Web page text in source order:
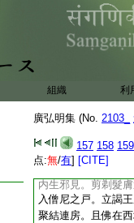
組織 利
廣弘明集 (No. 2103_
157 158 159
点:無/有] [CITE]
大王殿下。天挺英
局含弘。好善爲樂
西楚。加以阿衡百
兼裂網。開康莊之
30 闕
如方
已來。天地開闢之
不任斷骨痛心之至
件答如左。塵黷威
奕云。海内勤王者
内生邪見。剪剃髮
入僧尼之戸。立謁
聚結連房。且佛在